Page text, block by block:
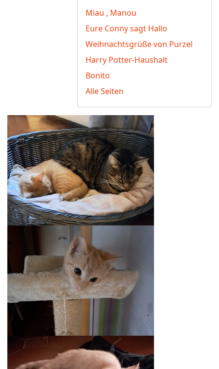
Miau , Manou
Eure Conny sagt Hallo
Weihnachtsgrüße von Purzel
Harry Potter-Haushalt
Bonito
Alle Seiten